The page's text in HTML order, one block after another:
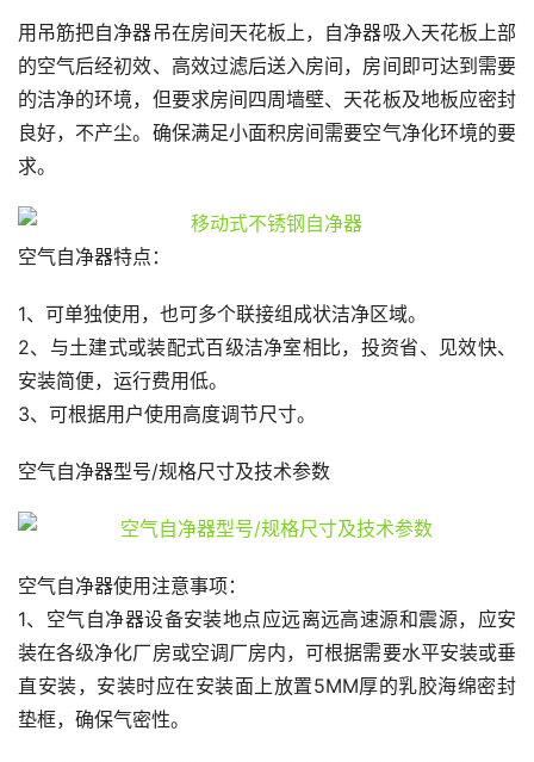
用吊筋把自净器吊在房间天花板上，自净器吸入天花板上部
的空气后经初效、高效过滤后送入房间，房间即可达到需要
的洁净的环境，但要求房间四周墙壁、天花板及地板应密封
良好，不产尘。确保满足小面积房间需要空气净化环境的要
求。
空气自净器特点：
1、可单独使用，也可多个联接组成状洁净区域。
2、与土建式或装配式百级洁净室相比，投资省、见效快、
安装简便，运行费用低。
3、可根据用户使用高度调节尺寸。
空气自净器型号/规格尺寸及技术参数
空气自净器使用注意事项：
1、空气自净器设备安装地点应远离远高速源和震源，应安
装在各级净化厂房或空调厂房内，可根据需要水平安装或垂
直安装，安装时应在安装面上放置5MM厚的乳胶海绵密封
垫框，确保气密性。